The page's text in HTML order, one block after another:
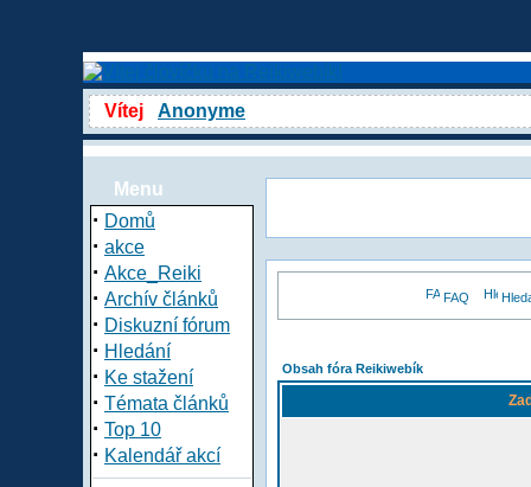
Vítej Anonyme
Menu
· Domů
· akce
· Akce_Reiki
· Archív článků
· Diskuzní fórum
· Hledání
· Ke stažení
· Témata článků
· Top 10
· Kalendář akcí
FAQ
Obsah fóra Reikiwebík